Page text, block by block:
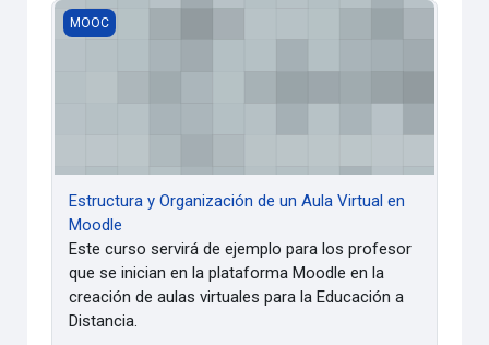
Estructura y Organización de un Aula Virtual en Moodle
MOOC
Estructura y Organización de un Aula Virtual en
Moodle
Este curso servirá de ejemplo para los profesor
que se inician en la plataforma Moodle en la
creación de aulas virtuales para la Educación a
Distancia.